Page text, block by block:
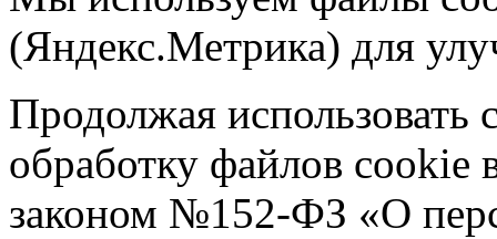
(Яндекс.Метрика) для
Продолжая использовать
обработку файлов cookie
законом №152-ФЗ «О